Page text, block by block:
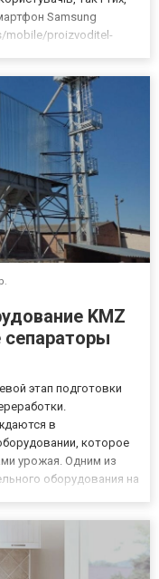
Samsung
mobile/proizvoditel-
KMZ
этап подготовки
в
которое
урожая. Одним из
оборудования на